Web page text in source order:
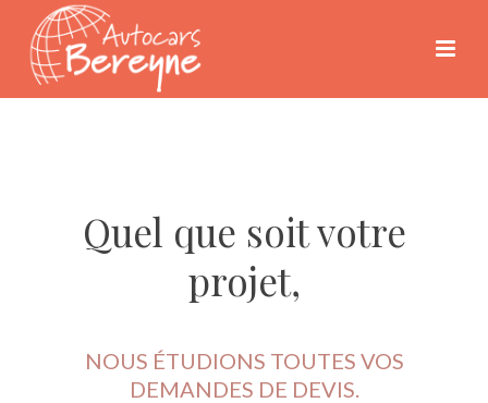
Quel que soit votre
projet,
NOUS ÉTUDIONS TOUTES VOS
DEMANDES DE DEVIS.